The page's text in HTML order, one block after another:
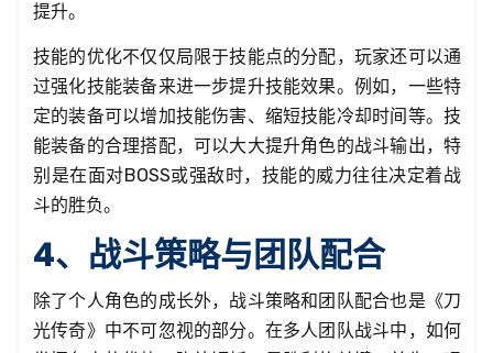
提升。
技能的优化不仅仅局限于技能点的分配，玩家还可以通
过强化技能装备来进一步提升技能效果。例如，一些特
定的装备可以增加技能伤害、缩短技能冷却时间等。技
能装备的合理搭配，可以大大提升角色的战斗输出，特
别是在面对BOSS或强敌时，技能的威力往往决定着战
斗的胜负。
4、战斗策略与团队配合
除了个人角色的成长外，战斗策略和团队配合也是《刀
光传奇》中不可忽视的部分。在多人团队战斗中，如何